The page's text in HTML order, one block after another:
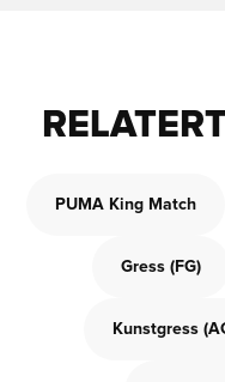
PUMA King Match
Gress (FG)
Kunstgress